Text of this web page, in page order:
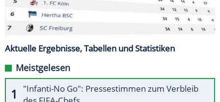
Aktuelle Ergebnisse, Tabellen und Statistiken
Meistgelesen
"Infanti-No Go": Pressestimmen zum Verbleib